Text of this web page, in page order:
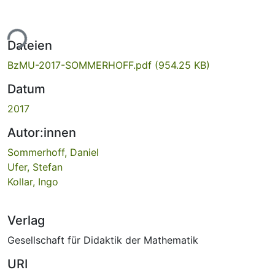
Dateien
BzMU-2017-SOMMERHOFF.pdf (954.25 KB)
Datum
2017
Autor:innen
Sommerhoff, Daniel
Ufer, Stefan
Kollar, Ingo
Verlag
Gesellschaft für Didaktik der Mathematik
URI